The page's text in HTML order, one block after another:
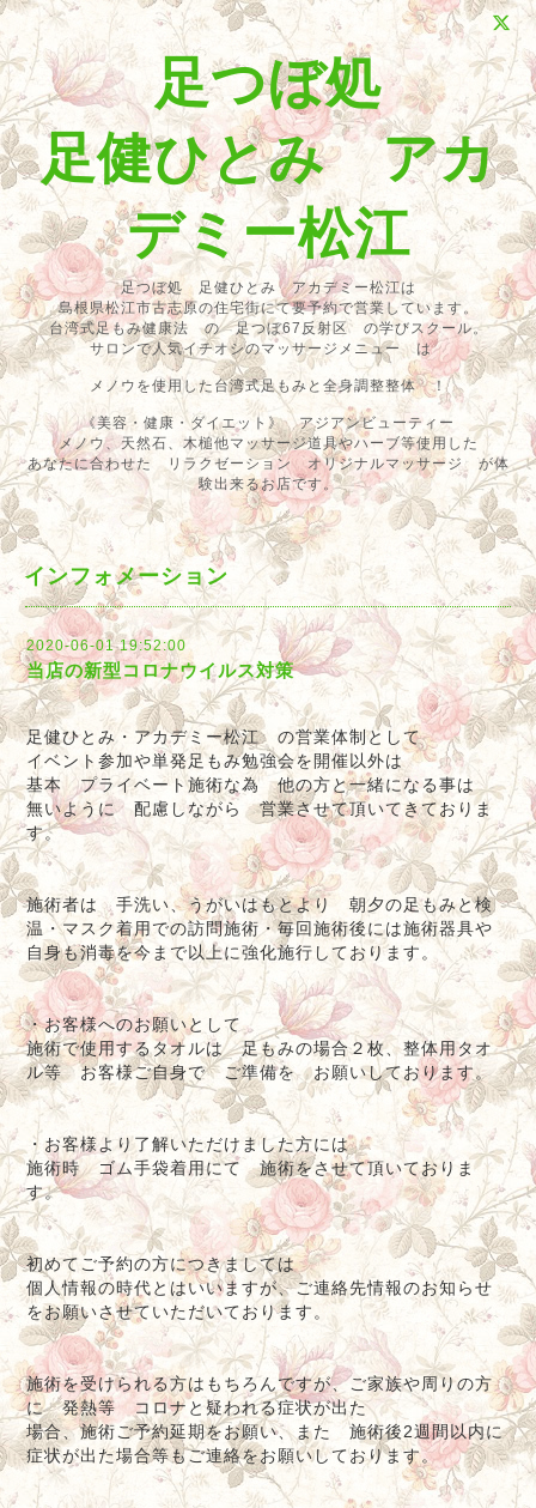
足つぼ処
足健ひとみ アカ
デミー松江
足つぼ処 足健ひとみ アカデミー松江は
島根県松江市古志原の住宅街にて要予約で営業しています。
台湾式足もみ健康法 の 足つぼ67反射区 の学びスクール。
サロンで人気イチオシのマッサージメニュー は
メノウを使用した台湾式足もみと全身調整整体 ！
《美容・健康・ダイエット》 アジアンビューティー
メノウ、天然石、木槌他マッサージ道具やハーブ等使用した
あなたに合わせた リラクゼーション オリジナルマッサージ が体
験出来るお店です。
インフォメーション
2020-06-01 19:52:00
当店の新型コロナウイルス対策
足健ひとみ・アカデミー松江 の営業体制として
イベント参加や単発足もみ勉強会を開催以外は
基本 プライベート施術な為 他の方と一緒になる事は
無いように 配慮しながら 営業させて頂いてきておりま
す。
施術者は 手洗い、うがいはもとより 朝夕の足もみと検
温・マスク着用での訪問施術・毎回施術後には施術器具や
自身も消毒を今まで以上に強化施行しております。
・お客様へのお願いとして
施術で使用するタオルは 足もみの場合２枚、整体用タオ
ル等 お客様ご自身で ご準備を お願いしております。
・お客様より了解いただけました方には
施術時 ゴム手袋着用にて 施術をさせて頂いておりま
す。
初めてご予約の方につきましては
個人情報の時代とはいいますが、ご連絡先情報のお知らせ
をお願いさせていただいております。
施術を受けられる方はもちろんですが、ご家族や周りの方
に 発熱等 コロナと疑われる症状が出た
場合、施術ご予約延期をお願い、また 施術後2週間以内に
症状が出た場合等もご連絡をお願いしております。